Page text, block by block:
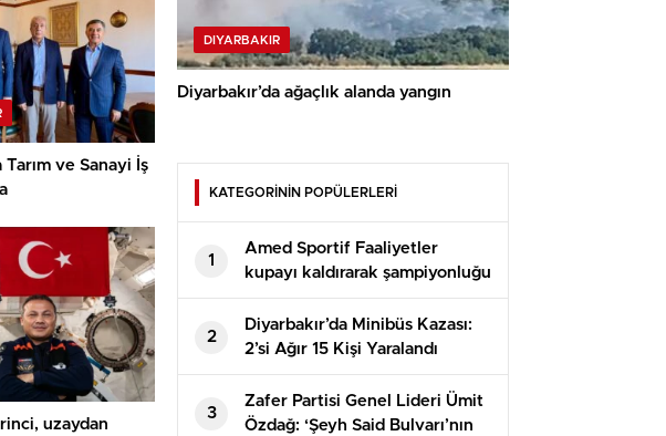
Tarım ve Sanayi İş
uzaydan
DIYARBAKIR
Diyarbakır’da ağaçlık alanda yangın
KATEGORİNİN POPÜLERLERİ
1
Amed Sportif Faaliyetler
kupayı kaldırarak şampiyonluğu
kutladı
2
Diyarbakır’da Minibüs Kazası:
2’si Ağır 15 Kişi Yaralandı
3
Zafer Partisi Genel Lideri Ümit
Özdağ: ‘Şeyh Said Bulvarı’nın